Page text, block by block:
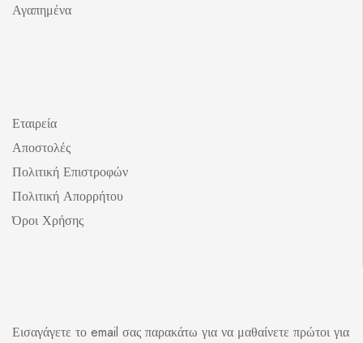
Αγαπημένα
Εταιρεία
Αποστολές
Πολιτική Επιστροφών
Πολιτική Απορρήτου
Όροι Χρήσης
Εισαγάγετε το email σας παρακάτω για να μαθαίνετε πρώτοι για